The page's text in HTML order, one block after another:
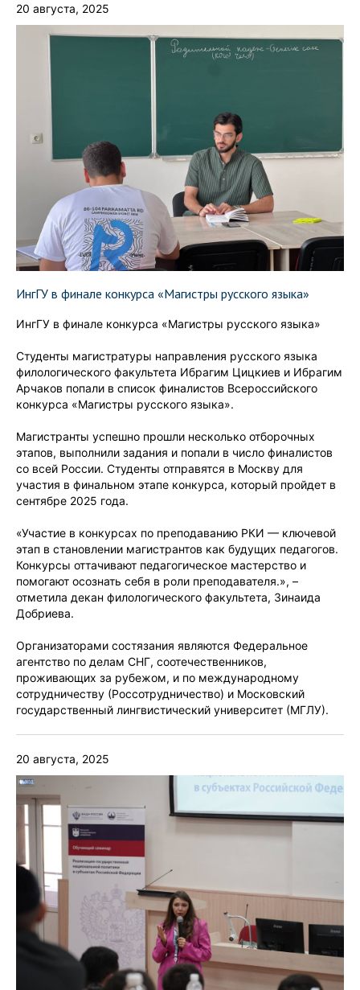
20 августа, 2025
ИнгГУ в финале конкурса «Магистры русского языка»
ИнгГУ в финале конкурса «Магистры русского языка»
Студенты магистратуры направления русского языка
филологического факультета Ибрагим Цицкиев и Ибрагим
Арчаков попали в список финалистов Всероссийского
конкурса «Магистры русского языка».
Магистранты успешно прошли несколько отборочных
этапов, выполнили задания и попали в число финалистов
со всей России. Студенты отправятся в Москву для
участия в финальном этапе конкурса, который пройдет в
сентябре 2025 года.
«Участие в конкурсах по преподаванию РКИ — ключевой
этап в становлении магистрантов как будущих педагогов.
Конкурсы оттачивают педагогическое мастерство и
помогают осознать себя в роли преподавателя.», –
отметила декан филологического факультета, Зинаида
Добриева.
Организаторами состязания являются Федеральное
агентство по делам СНГ, соотечественников,
проживающих за рубежом, и по международному
сотрудничеству (Россотрудничество) и Московский
государственный лингвистический университет (МГЛУ).
20 августа, 2025